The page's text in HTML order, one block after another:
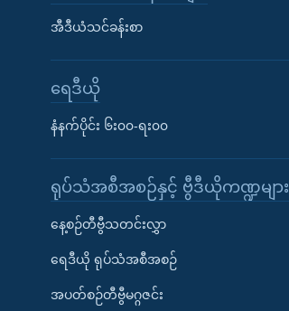
အီဒီယံသင်ခန်းစာ
ရေဒီယို
နံနက်ပိုင်း ၆း၀၀-ရး၀၀
ရုပ်သံအစီအစဉ်နှင့် ဗွီဒီယိုကဏ္ဍများ
နေ့စဉ်တီဗွီသတင်းလွှာ
ရေဒီယို ရုပ်သံအစီအစဉ်
အပတ်စဉ်တီဗွီမဂ္ဂဇင်း